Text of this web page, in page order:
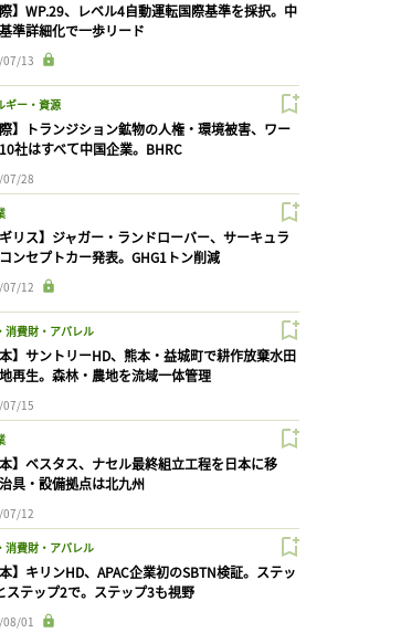
際】WP.29、レベル4自動運転国際基準を採択。中
準詳細化で一歩リード
13
ギー・資源
際】トランジション鉱物の人権・環境被害、ワー
社はすべて中国企業。BHRC
28
ギリス】ジャガー・ランドローバー、サーキュラ
ンセプトカー発表。GHG1トン削減
12
消費財・アパレル
本】サントリーHD、熊本・益城町で耕作放棄水田
再生。森林・農地を流域一体管理
15
本】ベスタス、ナセル最終組立工程を日本に移
具・設備拠点は北九州
12
消費財・アパレル
本】キリンHD、APAC企業初のSBTN検証。ステッ
ステップ2で。ステップ3も視野
01